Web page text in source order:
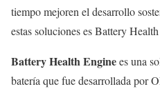
tiempo mejoren el desarrollo
estas soluciones es Battery
Battery Health Enginees una
batería que fue desarrollada por